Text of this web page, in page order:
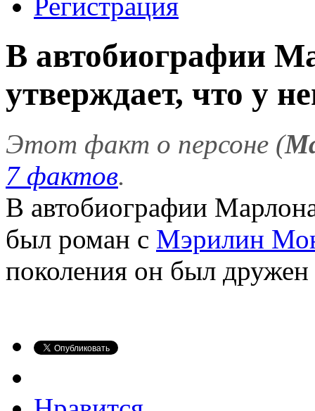
В автобиографии
утверждает, что у
Этот факт о персоне (
7 фактов.
В автобиографии
был роман с Мэрилин
поколения он был